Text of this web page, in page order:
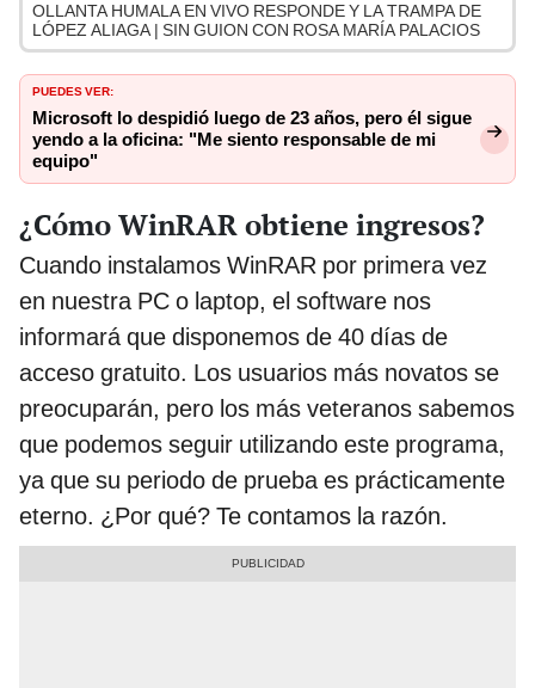
OLLANTA HUMALA EN VIVO RESPONDE Y LA TRAMPA DE
LÓPEZ ALIAGA | SIN GUION CON ROSA MARÍA PALACIOS
PUEDES VER:
Microsoft lo despidió luego de 23 años, pero él sigue
yendo a la oficina: "Me siento responsable de mi
equipo"
¿Cómo WinRAR obtiene ingresos?
Cuando instalamos WinRAR por primera vez
en nuestra PC o laptop, el software nos
informará que disponemos de 40 días de
acceso gratuito. Los usuarios más novatos se
preocuparán, pero los más veteranos sabemos
que podemos seguir utilizando este programa,
ya que su periodo de prueba es prácticamente
eterno. ¿Por qué? Te contamos la razón.